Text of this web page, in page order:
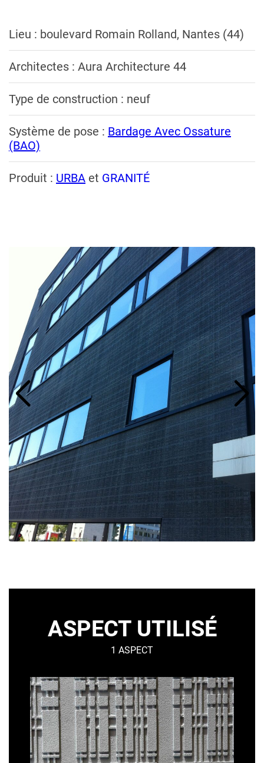
Lieu : boulevard Romain Rolland, Nantes (44)
Architectes : Aura Architecture 44
Type de construction : neuf
Système de pose : Bardage Avec Ossature
(BAO)
Produit : URBA et GRANITÉ
ASPECT UTILISÉ
1 ASPECT
URBA
–
Urbain